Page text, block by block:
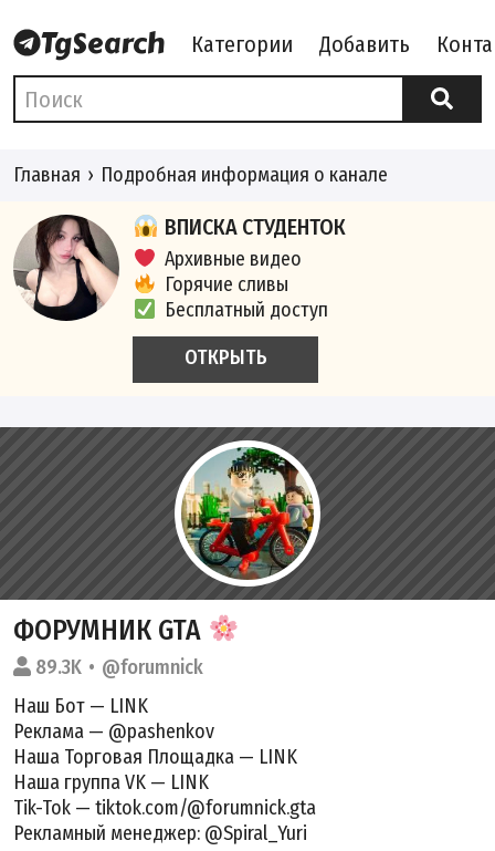
Категории Добавить
Главная Подробная информация о канале
ВПИСКА СТУДЕНТОК
Архивные видео
Горячие сливы
Бесплатный доступ
ОТКРЫТЬ
ФОРУМНИК GTA
89.3K
@forumnick
Наш Бот — LINK
Реклама — @pashenkov
Наша Торговая Площадка — LINK
Наша группа VK — LINK
Tik-Tok — tiktok.com/@forumnick.gta
Рекламный менеджер: @Spiral_Yuri